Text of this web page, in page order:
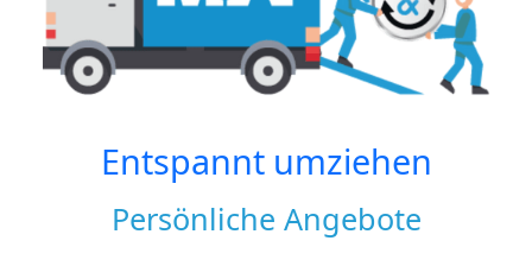
Entspannt umziehen
Persönliche Angebote